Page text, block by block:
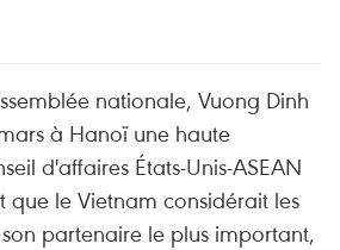
nationale, Vuong Dinh
à Hanoï une haute
d'affaires États-Unis-ASEAN
que le Vietnam considérait les
partenaire le plus important,